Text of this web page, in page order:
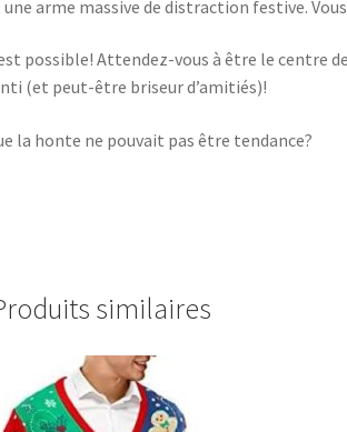
arme massive de distraction festive.
possible! Attendez-vous à être le centre
(et peut-être briseur d’amitiés)!
la honte ne pouvait pas être tendance?
similaires